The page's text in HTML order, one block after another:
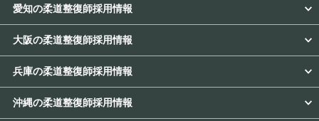
愛知の柔道整復師採用情報
大阪の柔道整復師採用情報
兵庫の柔道整復師採用情報
沖縄の柔道整復師採用情報